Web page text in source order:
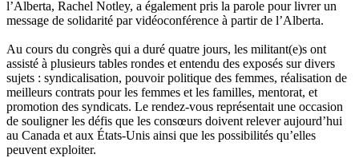
l’Alberta, Rachel Notley, a également pris la parole pour livrer un
message de solidarité par vidéoconférence à partir de l’Alberta.
Au cours du congrès qui a duré quatre jours, les militant(e)s ont
assisté à plusieurs tables rondes et entendu des exposés sur divers
sujets : syndicalisation, pouvoir politique des femmes, réalisation de
meilleurs contrats pour les femmes et les familles, mentorat, et
promotion des syndicats. Le rendez-vous représentait une occasion
de souligner les défis que les consœurs doivent relever aujourd’hui
au Canada et aux États-Unis ainsi que les possibilités qu’elles
peuvent exploiter.